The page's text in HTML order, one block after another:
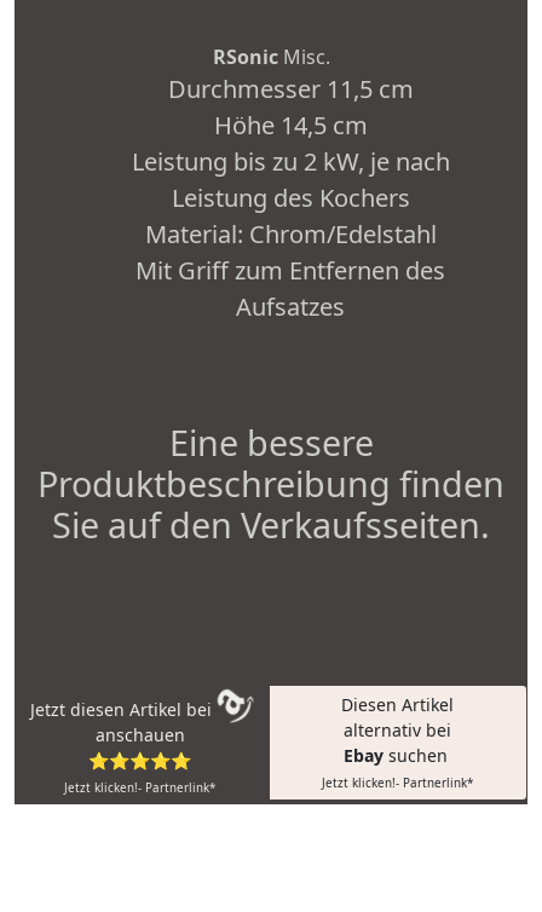
RSonicMisc.
Durchmesser 11,5 cm
Höhe 14,5 cm
Leistung bis zu 2 kW, je nach
Leistung des Kochers
Material: Chrom/Edelstahl
Mit Griff zum Entfernen des
Aufsatzes
Eine bessere
Produktbeschreibung finden
Sie auf den Verkaufsseiten.
Jetzt diesen Artikel bei
anschauen
⭐⭐⭐⭐⭐
Jetzt klicken!- Partnerlink*
Diesen Artikel
alternativ bei
Ebay suchen
Jetzt klicken!- Partnerlink*